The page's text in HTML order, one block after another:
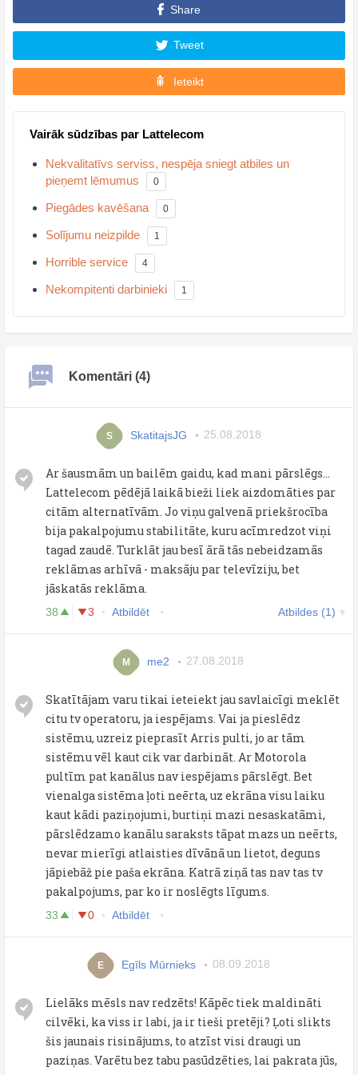
Share
Tweet
Ieteikt
Vairāk sūdzības par Lattelecom
Nekvalitatīvs serviss, nespēja sniegt atbiles un
pieņemt lēmumus
0
Piegādes kavēšana 0
Solījumu neizpilde 1
Horrible service 4
Nekompitenti darbinieki 1
Komentāri (4)
S SkatitajsJG 25.08.2018
Ar šausmām un bailēm gaidu, kad mani pārslēgs...
Lattelecom pēdējā laikā bieži liek aizdomāties par
citām alternatīvām. Jo viņu galvenā priekšrocība
bija pakalpojumu stabilitāte, kuru acīmredzot viņi
tagad zaudē. Turklāt jau besī ārā tās nebeidzamās
reklāmas arhīvā - maksāju par televīziju, bet
jāskatās reklāma.
38 3 Atbildēt Atbildes (1)
M me2 27.08.2018
Skatītājam varu tikai ieteiekt jau savlaicīgi meklēt
citu tv operatoru, ja iespējams. Vai ja pieslēdz
sistēmu, uzreiz pieprasīt Arris pulti, jo ar tām
sistēmu vēl kaut cik var darbināt. Ar Motorola
pultīm pat kanālus nav iespējams pārslēgt. Bet
vienalga sistēma ļoti neērta, uz ekrāna visu laiku
kaut kādi paziņojumi, burtiņi mazi nesaskatāmi,
pārslēdzamo kanālu saraksts tāpat mazs un neērts,
nevar mierīgi atlaisties dīvānā un lietot, deguns
jāpiebāž pie paša ekrāna. Katrā ziņā tas nav tas tv
pakalpojums, par ko ir noslēgts līgums.
33 0 Atbildēt
E Egīls Mūrnieks 08.09.2018
Lielāks mēsls nav redzēts! Kāpēc tiek maldināti
cilvēki, ka viss ir labi, ja ir tieši pretēji? Ļoti slikts
šis jaunais risinājums, to atzīst visi draugi un
paziņas. Varētu bez tabu pasūdzēties, lai pakrata jūs,